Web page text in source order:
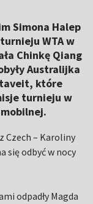
Simona Halep
WTA w
Chinkę Qiang
Australijka
które
turnieju w
mobilnej.
Czech – Karoliny
się odbyć w nocy
odpadły Magda